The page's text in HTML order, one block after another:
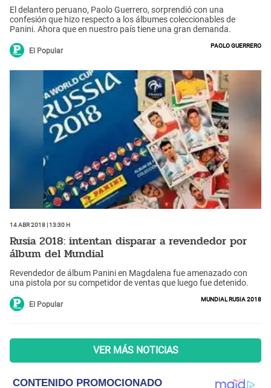
El delantero peruano, Paolo Guerrero, sorprendió con una
confesión que hizo respecto a los álbumes coleccionables de
Panini. Ahora que en nuestro país tiene una gran demanda.
El Popular
Paolo Guerrero
14 Abr 2018 | 13:30 h
Rusia 2018: intentan disparar a revendedor por
álbum del Mundial
Revendedor de álbum Panini en Magdalena fue amenazado con
una pistola por su competidor de ventas que luego fue detenido.
El Popular
Mundial Rusia 2018
VER MÁS NOTICIAS